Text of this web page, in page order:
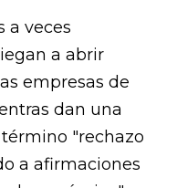
a veces
a abrir
empresas de
dan una
"rechazo
a afirmaciones